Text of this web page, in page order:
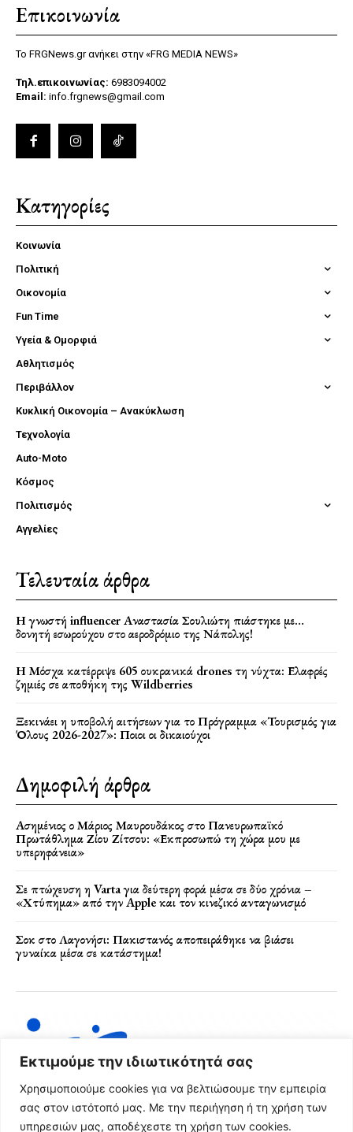
Εκτιμούμε την ιδιωτικότητά σας
Χρησιμοποιούμε cookies για να βελτιώσουμε την εμπειρία
σας στον ιστότοπό μας. Με την περιήγηση ή τη χρήση των
υπηρεσιών μας, αποδέχεστε τη χρήση των cookies.
Επικοινωνία
Το FRGNews.gr ανήκει στην «FRG MEDIA NEWS»
Τηλ.επικοινωνίας: 6983094002
Email: info.frgnews@gmail.com
Κατηγορίες
Κοινωνία
Πολιτική
Οικονομία
Fun Time
Υγεία & Ομορφιά
Αθλητισμός
Περιβάλλον
Κυκλική Οικονομία – Ανακύκλωση
Τεχνολογία
Auto-Moto
Κόσμος
Πολιτισμός
Αγγελίες
Τελευταία άρθρα
Η γνωστή influencer Αναστασία Σουλιώτη πιάστηκε με…
δονητή εσωρούχου στο αεροδρόμιο της Νάπολης!
Η Μόσχα κατέρριψε 605 ουκρανικά drones τη νύχτα: Ελαφρές
ζημιές σε αποθήκη της Wildberries
Ξεκινάει η υποβολή αιτήσεων για το Πρόγραμμα «Τουρισμός για
Όλους 2026-2027»: Ποιοι οι δικαιούχοι
Δημοφιλή άρθρα
Ασημένιος ο Μάριος Μαυρουδάκος στο Πανευρωπαϊκό
Πρωτάθλημα Ζίου Ζίτσου: «Εκπροσωπώ τη χώρα μου με
υπερηφάνεια»
Σε πτώχευση η Varta για δεύτερη φορά μέσα σε δύο χρόνια –
«Χτύπημα» από την Apple και τον κινεζικό ανταγωνισμό
Σοκ στο Λαγονήσι: Πακιστανός αποπειράθηκε να βιάσει
γυναίκα μέσα σε κατάστημα!
Όροι Χρήσης & Πολιτική Απορρήτου